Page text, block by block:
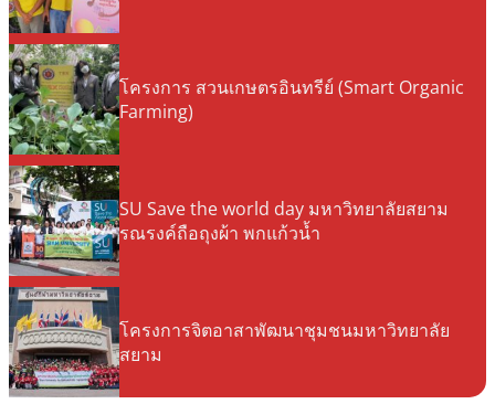
โครงการ สวนเกษตรอินทรีย์ (Smart Organic
Farming)
SU Save the world day มหาวิทยาลัยสยาม
รณรงค์ถือถุงผ้า พกแก้วน้ำ
โครงการจิตอาสาพัฒนาชุมชนมหาวิทยาลัย
สยาม